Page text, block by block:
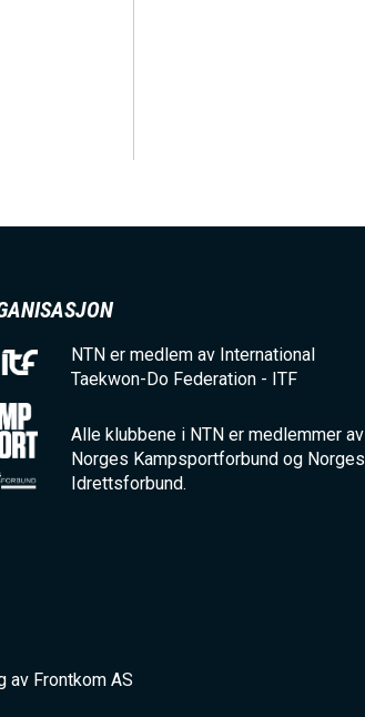
NTN er medlem av International
Taekwon-Do Federation - ITF
Alle klubbene i NTN er medlemmer av
Norges Kampsportforbund og Norges
Idrettsforbund.
av Frontkom AS